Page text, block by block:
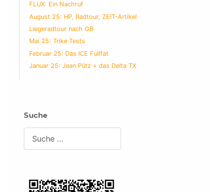
FLUX: Ein Nachruf
August 25: HP, Radtour, ZEIT-Artikel
Liegeradtour nach GB
Mai 25: Trike Tests
Februar 25: Das ICE Fullfat
Januar 25: Jean Pütz + das Delta TX
Suche